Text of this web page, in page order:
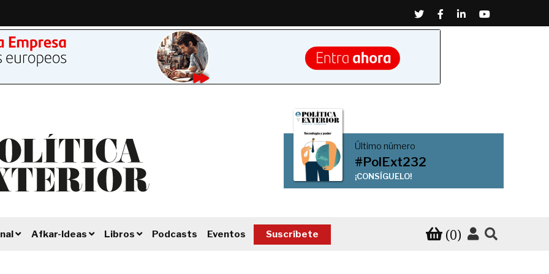
TwitterFacebook
LinkedinYoutube
Último número
#PolExt232
¡CONSÍGUELO!
Afkar-Ideas Libros Podcasts Eventos Suscríbete (0)